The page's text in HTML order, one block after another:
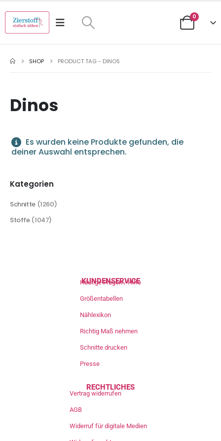
0
SHOP PRODUCT TAG - DINOS
Dinos
Es wurden keine Produkte gefunden, die
deiner Auswahl entsprechen.
Kategorien
Schnitte (1260)
Stoffe (1047)
KUNDENSERVICE
Häufige Fragen / Hilfe
Größentabellen
Nählexikon
Richtig Maß nehmen
Schnitte drucken
Presse
RECHTLICHES
Vertrag widerrufen
AGB
Widerruf für digitale Medien